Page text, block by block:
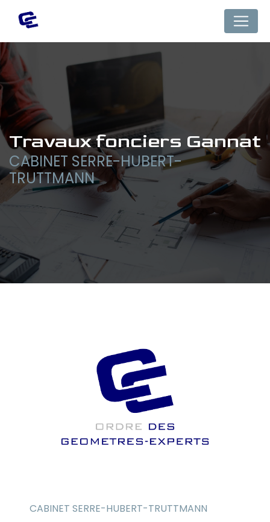
travaux fonciers Gannat
CABINET SERRE-HUBERT-
TRUTTMANN
CABINET SERRE-HUBERT-TRUTTMANN